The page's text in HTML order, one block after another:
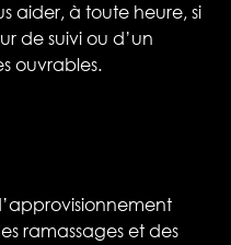
aider, à toute heure, si
de suivi ou d’un
ouvrables.
ramassages et des